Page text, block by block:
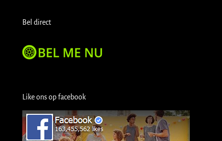
Bel direct
Like ons op facebook